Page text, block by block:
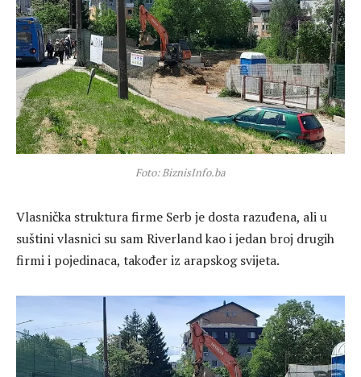
Foto: BiznisInfo.ba
Vlasnička struktura firme Serb je dosta razuđena, ali u
suštini vlasnici su sam Riverland kao i jedan broj drugih
firmi i pojedinaca, također iz arapskog svijeta.